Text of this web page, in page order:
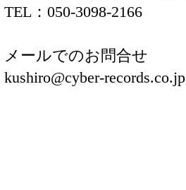
TEL：050-3098-2166
メールでのお問合せ
kushiro@cyber-records.co.jp